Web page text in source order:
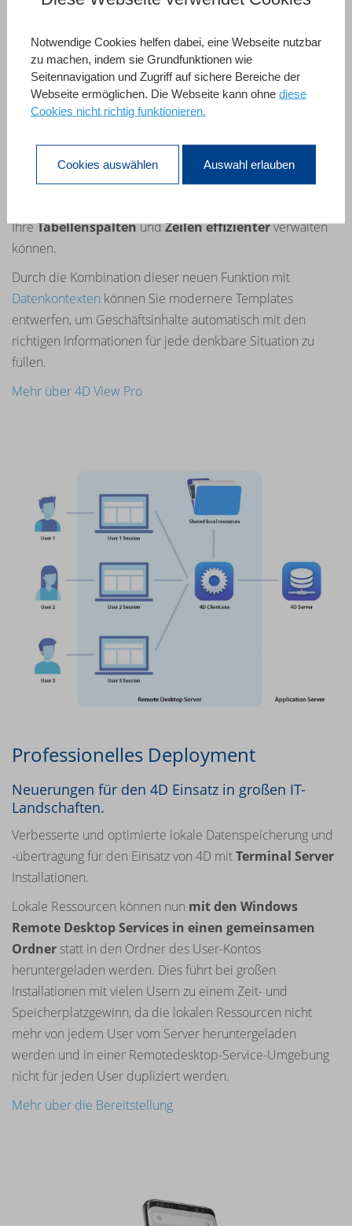
4D View Pro
Überschriften und Kontexte.
IhreTabellenspaltenundZeilen effizienterverwalten
können.
Durch die Kombination dieser neuen Funktion mit
Datenkontexten können Sie modernere Templates
entwerfen, um Geschäftsinhalte automatisch mit den
richtigen Informationen für jede denkbare Situation zu
füllen.
Mehr über 4D View Pro
Professionelles Deployment
Neuerungen für den 4D Einsatz in großen IT-
Landschaften.
Verbesserte und optimierte lokale Datenspeicherung und
-übertragung für den Einsatz von 4D mitTerminal Server
Installationen.
Lokale Ressourcen können nun mit den Windows
Remote Desktop Services in einen gemeinsamen
Ordner statt in den Ordner des User-Kontos
heruntergeladen werden. Dies führt bei großen
Installationen mit vielen Usern zu einem Zeit- und
Speicherplatzgewinn, da die lokalen Ressourcen nicht
mehr von jedem User vom Server heruntergeladen
werden und in einer Remotedesktop-Service-Umgebung
nicht für jeden User dupliziert werden.
Mehr über die Bereitstellung
Notwendige Cookies helfen dabei, eine Webseite nutzbar
zu machen, indem sie Grundfunktionen wie
Seitennavigation und Zugriff auf sichere Bereiche der
Webseite ermöglichen. Die Webseite kann ohne diese
Cookies nicht richtig funktionieren.
Cookies auswählen Auswahl erlauben